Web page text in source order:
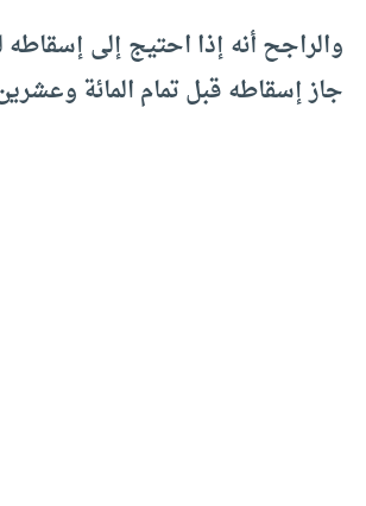
والراجح أنه إذا احتيج إلى
جاز إسقاطه قبل تمام المائة